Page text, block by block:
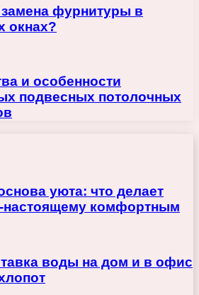
замена фурнитуры в
окнах?
и особенности
подвесных потолочных
уюта: что делает
настоящему комфортным
воды на дом и в офис